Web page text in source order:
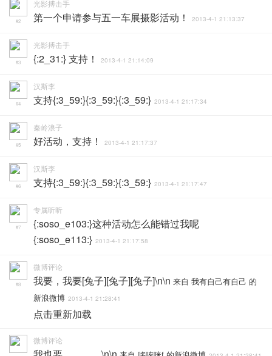
光影搏击手
#2 第一个申请参与五一车展摄影活动！ 2013-4-1 21:13:37
光影搏击手
#3 {:2_31:} 支持！ 2013-4-1 21:14:09
汉斯李
#4 支持{:3_59:}{:3_59:}{:3_59:} 2013-4-1 21:17:34
秦岭浪子
#5 好活动，支持！ 2013-4-1 21:17:37
汉斯李
#6 支持{:3_59:}{:3_59:}{:3_59:} 2013-4-1 21:17:47
专属昕昕
#7
{:soso_e103:}这种活动怎么能错过我呢
{:soso_e113:} 2013-4-1 21:17:58
微博评论
#8 我要，我要[兔子][兔子][兔子]\n\n 来自 我有自己有自己 的
新浪微博 2013-4-1 21:28:41
点击重新加载
微博评论